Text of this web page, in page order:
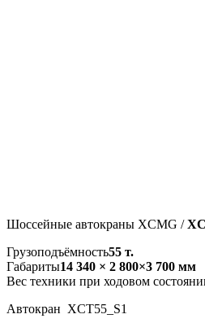
Шоссейные автокраны XCMG /
Грузоподъёмность55 т.
Габариты14 340 × 2 800×3 700 мм
Вес техники при ходовом
Автокран XCT55_S1